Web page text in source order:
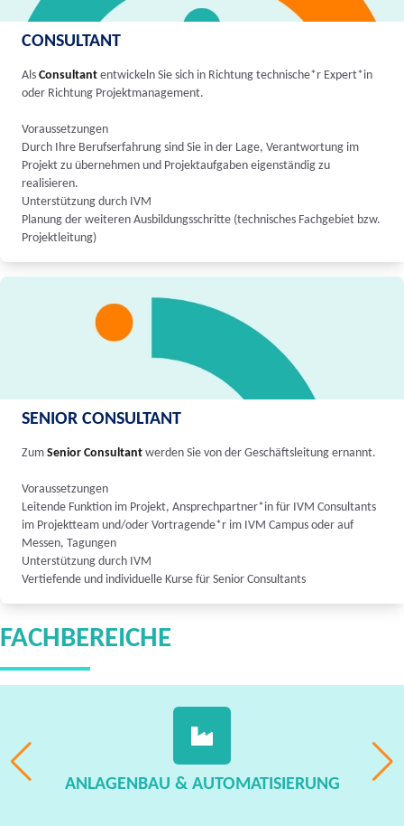
CONSULTANT
Als Consultant entwickeln Sie sich in Richtung technische*r Expert*in
oder Richtung Projektmanagement.
Voraussetzungen
Durch Ihre Berufserfahrung sind Sie in der Lage, Verantwortung im
Projekt zu übernehmen und Projektaufgaben eigenständig zu
realisieren.
Unterstützung durch IVM
Planung der weiteren Ausbildungsschritte (technisches Fachgebiet bzw.
Projektleitung)
SENIOR CONSULTANT
Zum Senior Consultant werden Sie von der Geschäftsleitung ernannt.
Voraussetzungen
Leitende Funktion im Projekt, Ansprechpartner*in für IVM Consultants
im Projektteam und/oder Vortragende*r im IVM Campus oder auf
Messen, Tagungen
Unterstützung durch IVM
Vertiefende und individuelle Kurse für Senior Consultants
FACHBEREICHE
ANLAGENBAU & AUTOMATISIERUNG